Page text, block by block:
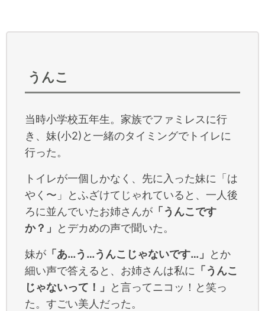
うんこ
当時小学校五年生。家族でファミレスに行
き、妹(小2)と一緒のタイミングでトイレに
行った。
トイレが一個しかなく、先に入った妹に「は
やく〜」とふざけてじゃれていると、一人後
ろに並んでいたお姉さんが 「うんこです
か？」
とデカめの声で聞いた。
妹が 「あ…う…うんこじゃないです…」
とか
細い声で答えると、お姉さんは私に 「うんこ
じゃないって！」
と言ってニコッ！と笑っ
た。すごい美人だった。